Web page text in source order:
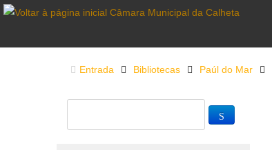
Entrada Bibliotecas Paúl do Mar